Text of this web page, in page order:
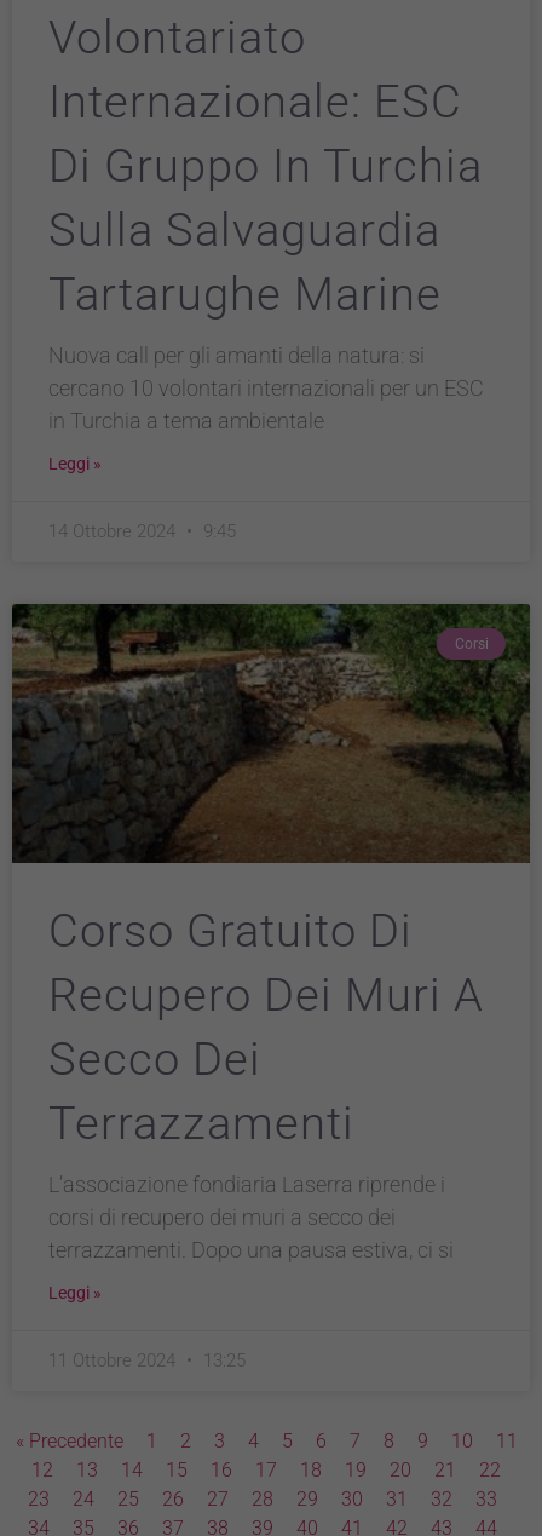
Volontariato
Internazionale: ESC
Di Gruppo In Turchia
Sulla Salvaguardia
Tartarughe Marine
Nuova call per gli amanti della natura: si
cercano 10 volontari internazionali per un ESC
in Turchia a tema ambientale
Leggi »
14 Ottobre 2024 9:45
Corsi
Corso Gratuito Di
Recupero Dei Muri A
Secco Dei
Terrazzamenti
L’associazione fondiaria Laserra riprende i
corsi di recupero dei muri a secco dei
terrazzamenti. Dopo una pausa estiva, ci si
Leggi »
11 Ottobre 2024 13:25
« Precedente 1 2 3 4 5 6 7 8 9 10
11
12
13 14 15 16 17 18 19 20 21
22
23
24 25 26 27 28 29 30 31 32
33
34
35 36 37 38 39 40 41 42 43
44
Tecnici
disabilitati.
Questi cookie
non
raccolgono
informazioni
personali.